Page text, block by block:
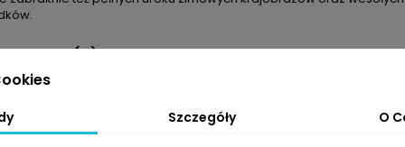
(0)
PRODUKTÓW W TEJ SAMEJ KATEGORII:
Szczegóły O